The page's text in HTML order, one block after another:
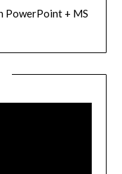
PowerPoint + MS